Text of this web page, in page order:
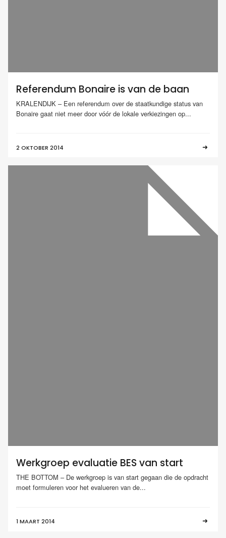
Referendum Bonaire is van de baan
KRALENDIJK – Een referendum over de staatkundige status van
Bonaire gaat niet meer door vóór de lokale verkiezingen op...
2 OKTOBER 2014
Werkgroep evaluatie BES van start
THE BOTTOM – De werkgroep is van start gegaan die de opdracht
moet formuleren voor het evalueren van de...
1 MAART 2014